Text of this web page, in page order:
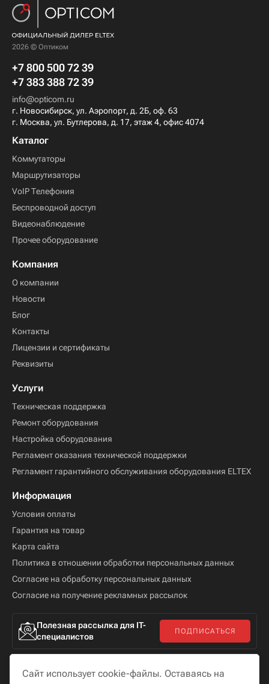
2026 © Оптиком
+7 800 500 72 39
+7 383 388 72 39
info@opticom.ru
г. Новосибирск, ул. Аэропорт, д. 2Б, оф. 63
г. Москва, ул. Бутлерова, д. 17, этаж 4, офис 4074
Каталог
Коммутаторы
Маршрутизаторы
VoIP Телефония
Беспроводной доступ
Видеонаблюдение
Прочее оборудование
Компания
О компании
Новости
Блог
Контакты
Лицензии и сертификаты
Реквизиты
Услуги
Техническая поддержка
Ремонт оборудования
Настройка оборудования
Регламент оказания технической поддержки
Регламент гарантийного обслуживания оборудования ELTEX
Информация
Условия оплаты
Гарантия на товар
Карта сайта
Политика в отношении обработки персональных данных
Согласие на обработку персональных данных
Согласие на получение рекламных рассылок
Полезная рассылка для IT-
специалистов
ПОДПИСАТЬСЯ
Сайт использует cookie-файлы. Оставаясь на